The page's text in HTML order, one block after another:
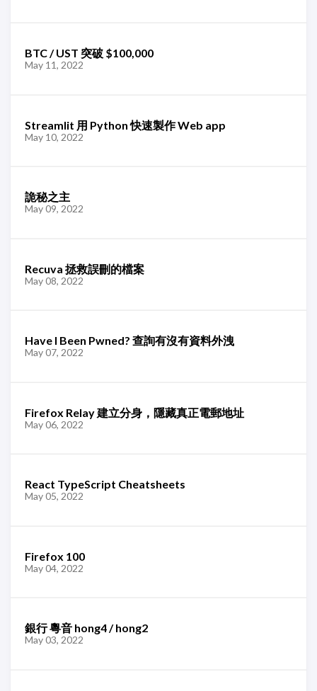
BTC / UST 突破 $100,000
May 11, 2022
Streamlit 用 Python 快速製作 Web app
May 10, 2022
詭秘之主
May 09, 2022
Recuva 拯救誤刪的檔案
May 08, 2022
Have I Been Pwned? 查詢有沒有資料外洩
May 07, 2022
Firefox Relay 建立分身，隱藏真正電郵地址
May 06, 2022
React TypeScript Cheatsheets
May 05, 2022
Firefox 100
May 04, 2022
銀行 粵音 hong4 / hong2
May 03, 2022